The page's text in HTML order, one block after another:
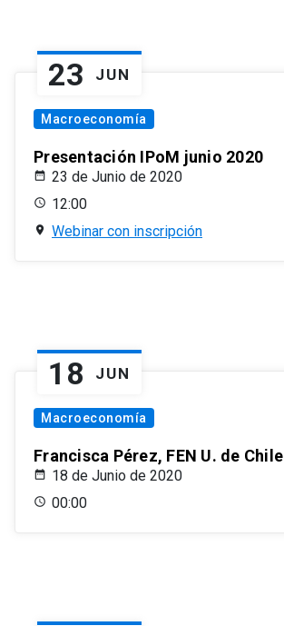
23 JUN
Macroeconomía
Presentación IPoM junio 2020
23 de Junio de 2020
12:00
Webinar con inscripción
18 JUN
Macroeconomía
Francisca Pérez, FEN U. de Chile
18 de Junio de 2020
00:00